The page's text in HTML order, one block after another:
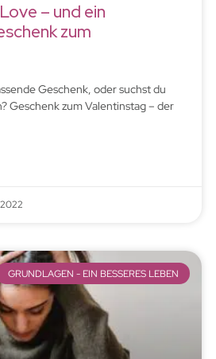
– und ein
zum
Geschenk, oder suchst du
Geschenk zum Valentinstag – der
GRUNDLAGEN - EIN BESSERES LEBEN